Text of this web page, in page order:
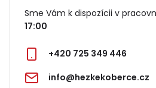
Sme Vám k dispozícii v
17:00
+420 725 349 446
info@hezkekoberce.cz